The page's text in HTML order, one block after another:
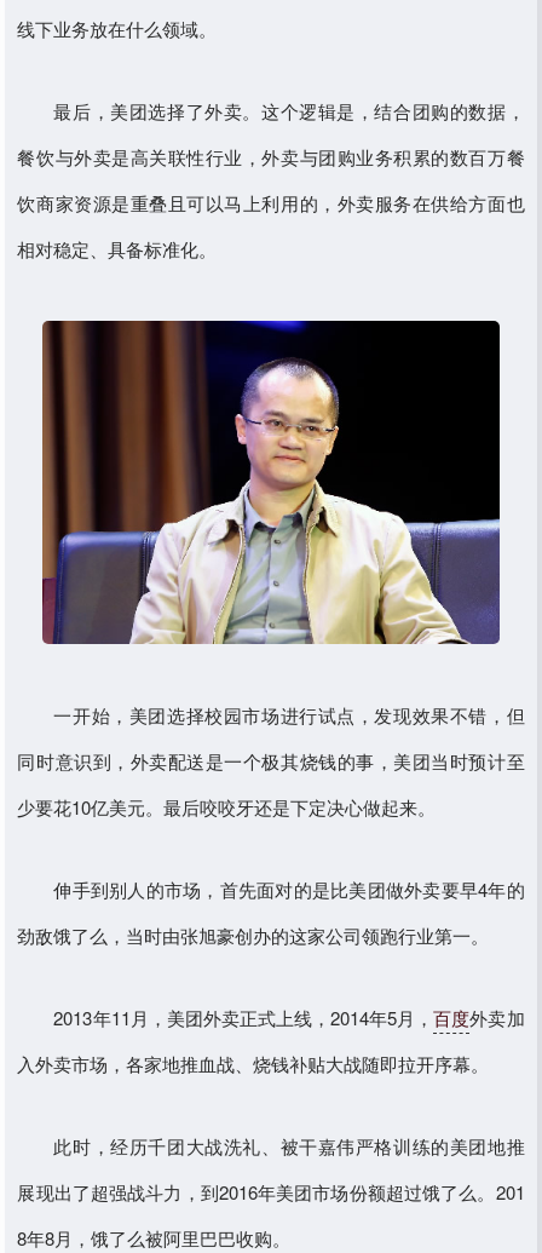
线下业务放在什么领域。
最后，美团选择了外卖。这个逻辑是，结合团购的数据，
餐饮与外卖是高关联性行业，外卖与团购业务积累的数百万餐
饮商家资源是重叠且可以马上利用的，外卖服务在供给方面也
相对稳定、具备标准化。
一开始，美团选择校园市场进行试点，发现效果不错，但
同时意识到，外卖配送是一个极其烧钱的事，美团当时预计至
少要花10亿美元。最后咬咬牙还是下定决心做起来。
伸手到别人的市场，首先面对的是比美团做外卖要早4年的
劲敌饿了么，当时由张旭豪创办的这家公司领跑行业第一。
2013年11月，美团外卖正式上线，2014年5月，百度外卖加
入外卖市场，各家地推血战、烧钱补贴大战随即拉开序幕。
此时，经历千团大战洗礼、被干嘉伟严格训练的美团地推
展现出了超强战斗力，到2016年美团市场份额超过饿了么。201
8年8月，饿了么被阿里巴巴收购。